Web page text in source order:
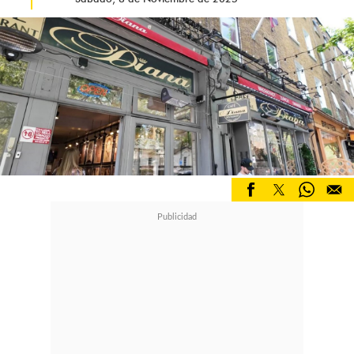
Este momento crucial para la
monarquía británica podría traer
consigo cambios significativos en la
estructura de la realeza.
La posibilidad de una regencia o
abdicación plantea interrogantes
sobre el futuro papel del príncipe